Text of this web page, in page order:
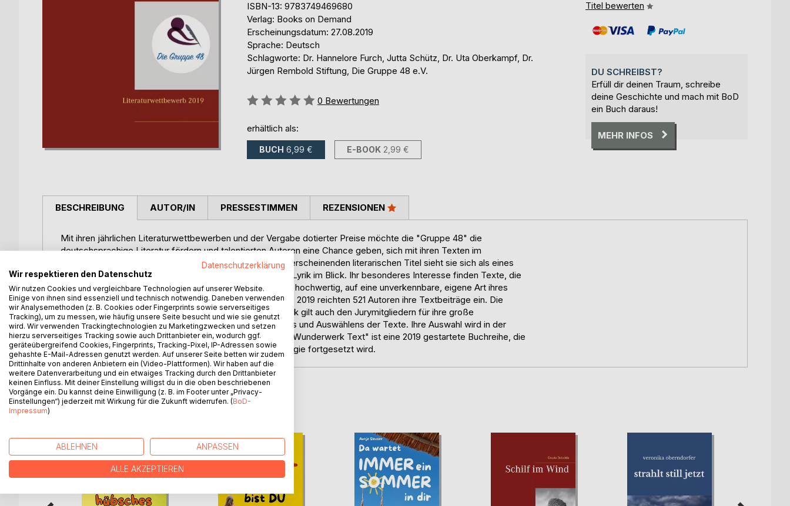
ISBN-13: 9783749469680
Verlag: Books on Demand
Erscheinungsdatum: 27.08.2019
Sprache: Deutsch
Schlagworte: Dr. Hannelore Furch, Jutta Schütz, Dr. Uta Oberkampf, Dr.
Jürgen Rembold Stiftung, Die Gruppe 48 e.V.
Bewertung::
0 Bewertungen
erhältlich als:
BUCH 6,99 € E-BOOK 2,99 €
Titel bewerten
DU SCHREIBST?
Erfüll dir deinen Traum, schreibe
deine Geschichte und mach mit BoD
ein Buch daraus!
MEHR INFOS
BESCHREIBUNG
Mit ihren jährlichen Literaturwettbewerben und der Vergabe dotierter Preise möchte die "Gruppe 48" die
deutschsprachige Literatur fördern und talentierten Autoren eine Chance geben, sich mit ihren Texten im
Literaturbetrieb zu etablieren. Bei der Menge der jährlich erscheinenden literarischen Titel sieht sie sich als eines
der Filtersysteme und hat dabei die Gattungen Prosa und Lyrik im Blick. Ihr besonderes Interesse finden Texte, die
sich thematisch ins Zeitgeschehen einmischen: literarisch hochwertig, auf eine unverkennbare, eigene Art ihres
möglichst noch unbekannten Urhebers. Zum Wettbewerb 2019 reichten 521 Autoren ihre Textbeiträge ein. Die
"Gruppe 48" dankt allen teilgenommenen Autoren. Ihr Dank gilt auch den Jurymitgliedern für ihre große
ehrenamtliche Leistung des Sichtens,, Lesens, Beurteilens und Auswählens der Texte. Ihre Auswahl wird in der
vorliegenden Anthologie "Wunderwerk Text" gebündelt. "Wunderwerk Text" ist eine 2019 gestartete Buchreihe, die
mit einer jährlich zum Wettbewerb erscheinenden Anthologie fortgesetzt wird.
AUTOR/IN PRESSESTIMMEN REZENSIONEN
WEITERE TITEL BEIBoD
Datenschutzerklärung
Wir respektieren den Datenschutz
Wir nutzen Cookies und vergleichbare Technologien auf unserer Website.
Einige von ihnen sind essenziell und technisch notwendig. Daneben verwenden
wir Analysemethoden (z. B. Cookies oder Fingerprints sowie serverseitiges
Tracking), um zu messen, wie häufig unsere Seite besucht und wie sie genutzt
wird. Wir verwenden Trackingtechnologien zu Marketingzwecken und setzen
hierzu serverseitiges Tracking sowie auch Drittanbieter ein, wodurch ggf.
geräteübergreifend Cookies, Fingerprints, Tracking-Pixel, IP-Adressen sowie
gehashte E-Mail-Adressen genutzt werden. Auf unserer Seite betten wir zudem
Drittinhalte von anderen Anbietern ein (Video-Plattformen). Wir haben auf die
weitere Datenverarbeitung und ein etwaiges Tracking durch den Drittanbieter
keinen Einfluss. Mit deiner Einstellung willigst du in die oben beschriebenen
Vorgänge ein. Du kannst deine Einwilligung (z. B. im Footer unter „Privacy-
Einstellungen“) jederzeit mit Wirkung für die Zukunft widerrufen. (BoD-
Impressum)
ABLEHNEN ANPASSEN
ALLE AKZEPTIEREN